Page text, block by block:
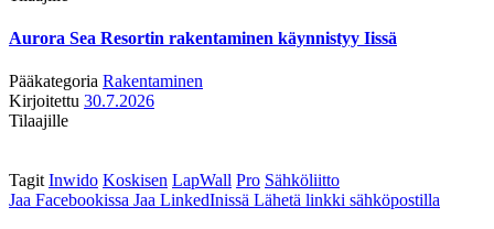
Aurora Sea Resortin rakentaminen käynnistyy Iissä
Pääkategoria Rakentaminen
Kirjoitettu 30.7.2026
Tilaajille
Tagit Inwido Koskisen LapWall Pro Sähköliitto
Jaa Facebookissa Jaa LinkedInissä Lähetä linkki sähköpostilla